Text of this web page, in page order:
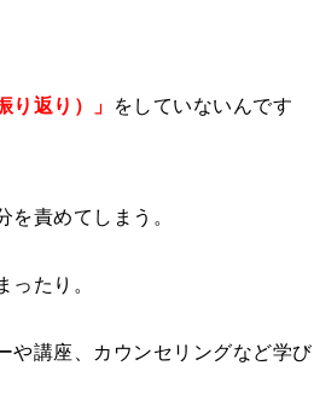
り返り）」 をしていないんです
責めてしまう。
たり。
や講座、カウンセリングなど学び